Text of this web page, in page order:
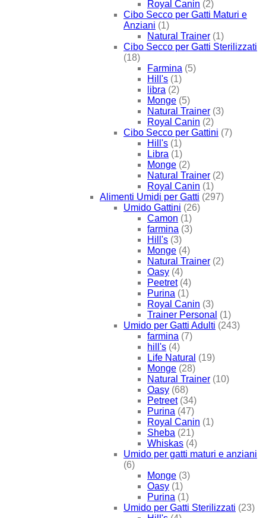
Royal Canin (2)
Cibo Secco per Gatti Maturi e
Anziani (1)
Natural Trainer (1)
Cibo Secco per Gatti Sterilizzati
(18)
Farmina (5)
Hill's (1)
libra (2)
Monge (5)
Natural Trainer (3)
Royal Canin (2)
Cibo Secco per Gattini (7)
Hill's (1)
Libra (1)
Monge (2)
Natural Trainer (2)
Royal Canin (1)
Alimenti Umidi per Gatti (297)
Umido Gattini (26)
Camon (1)
farmina (3)
Hill's (3)
Monge (4)
Natural Trainer (2)
Oasy (4)
Peetret (4)
Purina (1)
Royal Canin (3)
Trainer Personal (1)
Umido per Gatti Adulti (243)
farmina (7)
hill's (4)
Life Natural (19)
Monge (28)
Natural Trainer (10)
Oasy (68)
Petreet (34)
Purina (47)
Royal Canin (1)
Sheba (21)
Whiskas (4)
Umido per gatti maturi e anziani
(6)
Monge (3)
Oasy (1)
Purina (1)
Umido per Gatti Sterilizzati (23)